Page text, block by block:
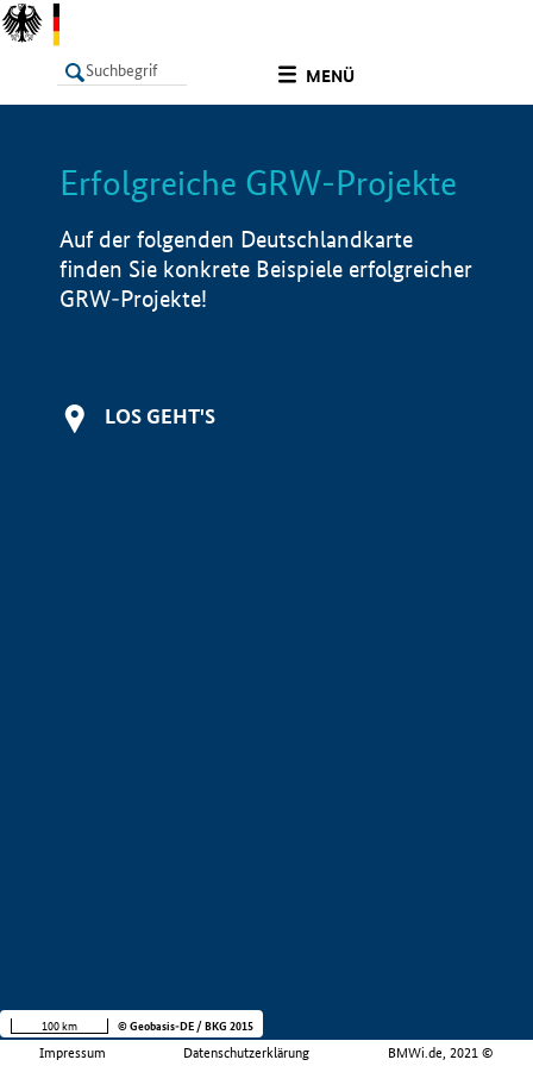
MENÜ
LISTE Info
Erfolgreiche GRW-Projekte
Auf der folgenden Deutschlandkarte
finden Sie konkrete Beispiele erfolgreicher
GRW-Projekte!
LOS GEHT'S
Impressum Datenschutzerklärung BMWi.de, 2021 ©
100 km © Geobasis-DE / BKG 2015